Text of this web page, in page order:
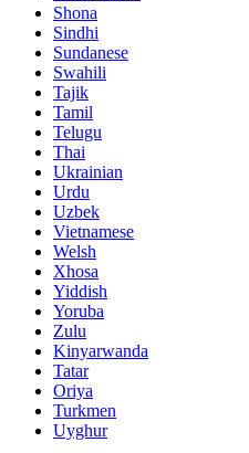
Shona
Sindhi
Sundanese
Swahili
Tajik
Tamil
Telugu
Thai
Ukrainian
Urdu
Uzbek
Vietnamese
Welsh
Xhosa
Yiddish
Yoruba
Zulu
Kinyarwanda
Tatar
Oriya
Turkmen
Uyghur